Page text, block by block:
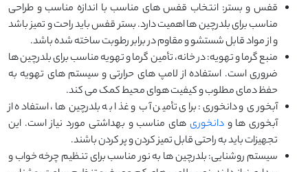
قفس و بستر: انتخاب قفس ‌های مناسب با اندازه مناسب و طراحی
مناسب برای بلدرچین ‌ها اهمیت دارد. بستر قفس باید راحت و تمیز باشد
و از مواد قابل شستشو و مقاوم در برابر رطوبت ساخته شده باشد.
منبع گرما و تهویه: در خانه، تأمین گرما و تهویه مناسب برای بلدرچین ‌ها
ضروری است. استفاده از لامپ‌ های حرارتی و سیستم ‌های تهویه به
حفظ دمای مطلوب و کیفیت هوای محیط کمک می ‌کند.
آبخوری و دانخوری: برای تأمین آب و غذا به بلدرچین‌ ها، استفاده از
آبخوری ‌ها ودانخوری ‌ های مناسب و بهداشتی مورد نیاز است. این
تجهیزات باید به راحتی قابل تمیز کردن و پر کردن باشند.
سیستم روشنایی: بلدرچین ‌ها به نور مناسب برای تنظیم چرخه خواب و